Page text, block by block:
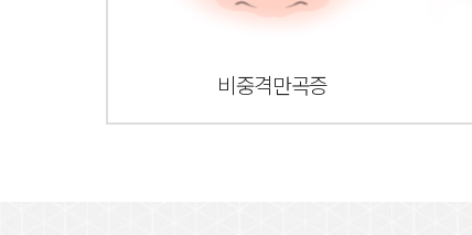
비중격만곡증